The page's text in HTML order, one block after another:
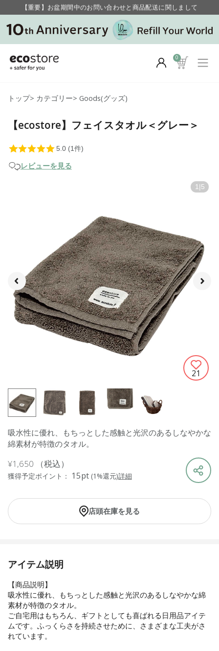
【重要】お盆期間中のお問い合わせと商品配送に関しまして
毎月お得にポイントが貯まる！ “月のポイントアップデー”
0
トップ> カテゴリー> Goods(グッズ)
【ecostore】フェイスタオル＜グレー＞
レビューを見る
1 5
21
吸水性に優れ、もちっとした感触と光沢のあるしなやかな
綿素材が特徴のタオル。
¥1,650 （税込）
獲得予定ポイント： 15pt (1%還元)詳細
店頭在庫を見る
アイテム説明
【商品説明】
吸水性に優れ、もちっとした感触と光沢のあるしなやかな綿
素材が特徴のタオル。
ご自宅用はもちろん、ギフトとしても喜ばれる日用品アイテ
ムです。ふっくらさを持続させために、さまざまな工夫がさ
れています。